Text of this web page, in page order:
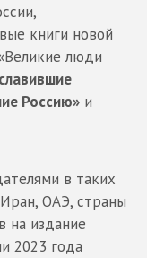
книги новой
люди
Россию» и
в таких
ОАЭ, страны
на издание
2023 года